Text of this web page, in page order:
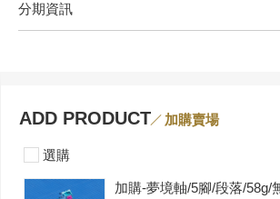
分期資訊
ADD PRODUCT 加購賣場
選購
加購-夢境軸/5腳/段落/58g/